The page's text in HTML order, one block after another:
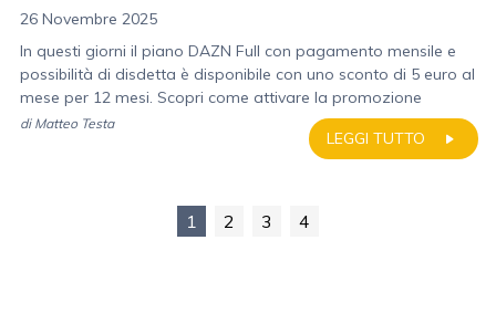
26 Novembre 2025
In questi giorni il piano DAZN Full con pagamento mensile e
possibilità di disdetta è disponibile con uno sconto di 5 euro al
mese per 12 mesi. Scopri come attivare la promozione
LEGGI TUTTO
di Matteo Testa
1 2 3 4